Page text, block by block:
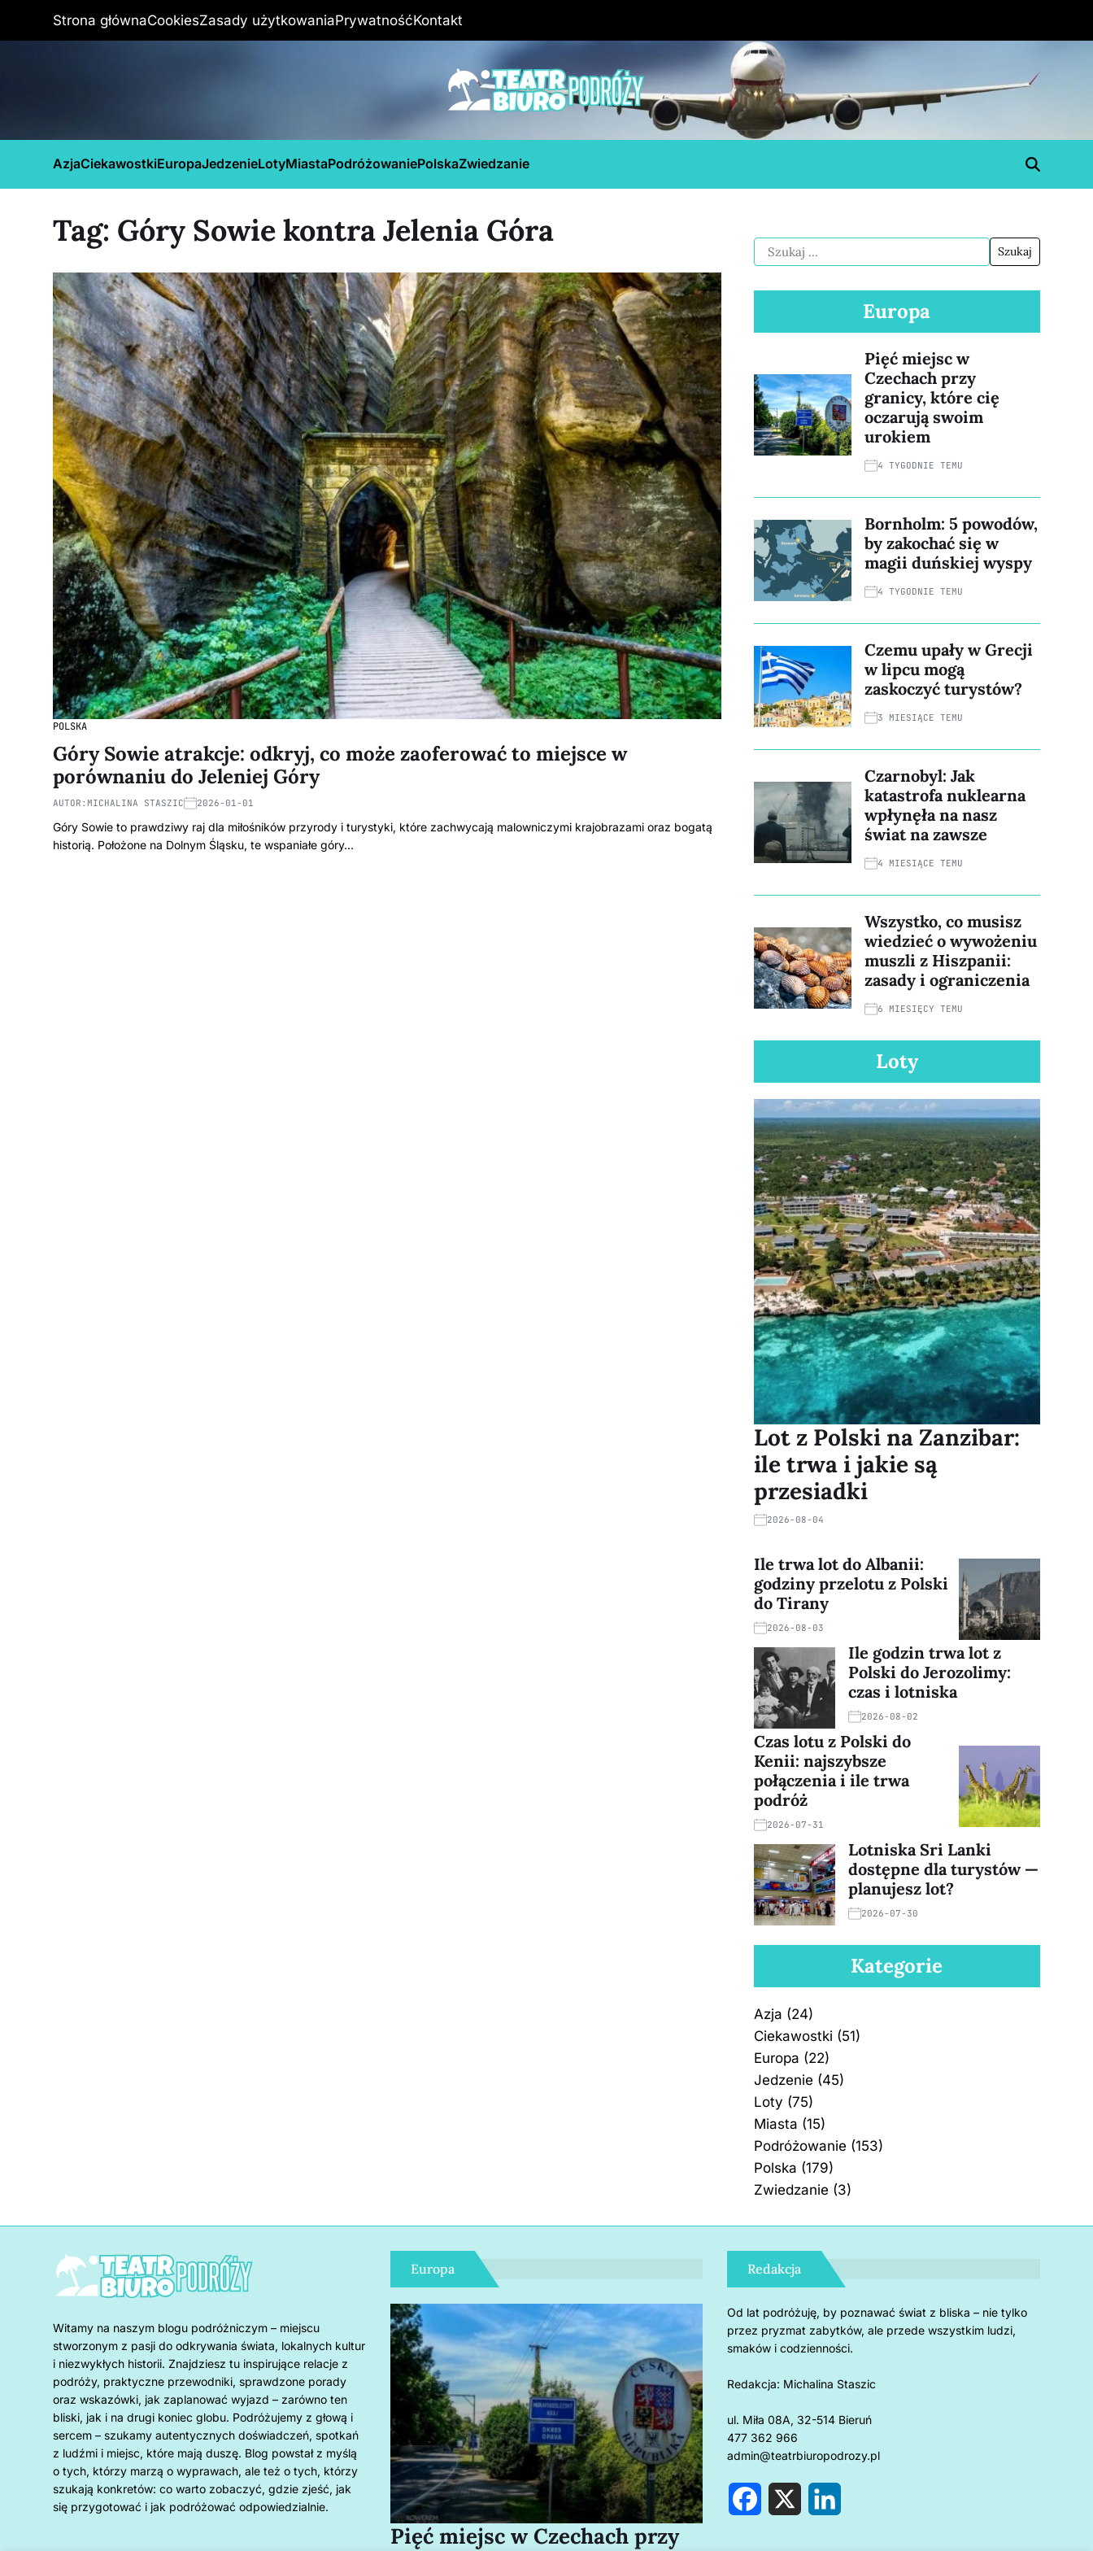
Strona głównaCookiesZasady użytkowaniaPrywatnośćKontakt
AzjaCiekawostkiEuropaJedzenieLotyMiastaPodróżowaniePolskaZwiedzanie
Tag: Góry Sowie kontra Jelenia Góra
POLSKA
Góry Sowie atrakcje: odkryj, co może zaoferować to miejsce w
porównaniu do Jeleniej Góry
AUTOR: MICHALINA STASZIC 2026-01-01
Góry Sowie to prawdziwy raj dla miłośników przyrody i turystyki, które zachwycają malowniczymi krajobrazami oraz bogatą
historią. Położone na Dolnym Śląsku, te wspaniałe góry…
Europa
Pięć miejsc w
Czechach przy
granicy, które cię
oczarują swoim
urokiem
4 TYGODNIE TEMU
Bornholm: 5 powodów,
by zakochać się w
magii duńskiej wyspy
4 TYGODNIE TEMU
Czemu upały w Grecji
w lipcu mogą
zaskoczyć turystów?
3 MIESIĄCE TEMU
Czarnobyl: Jak
katastrofa nuklearna
wpłynęła na nasz
świat na zawsze
4 MIESIĄCE TEMU
Wszystko, co musisz
wiedzieć o wywożeniu
muszli z Hiszpanii:
zasady i ograniczenia
6 MIESIĘCY TEMU
Loty
Lot z Polski na Zanzibar:
ile trwa i jakie są
przesiadki
2026-08-04
Ile trwa lot do Albanii:
godziny przelotu z Polski
do Tirany
2026-08-03
Ile godzin trwa lot z
Polski do Jerozolimy:
czas i lotniska
2026-08-02
Czas lotu z Polski do
Kenii: najszybsze
połączenia i ile trwa
podróż
2026-07-31
Lotniska Sri Lanki
dostępne dla turystów —
planujesz lot?
2026-07-30
Kategorie
Azja (24)
Ciekawostki (51)
Europa (22)
Jedzenie (45)
Loty (75)
Miasta (15)
Podróżowanie (153)
Polska (179)
Zwiedzanie (3)
Witamy na naszym blogu podróżniczym – miejscu
stworzonym z pasji do odkrywania świata, lokalnych kultur
i niezwykłych historii. Znajdziesz tu inspirujące relacje z
podróży, praktyczne przewodniki, sprawdzone porady
oraz wskazówki, jak zaplanować wyjazd – zarówno ten
bliski, jak i na drugi koniec globu. Podróżujemy z głową i
sercem – szukamy autentycznych doświadczeń, spotkań
z ludźmi i miejsc, które mają duszę. Blog powstał z myślą
o tych, którzy marzą o wyprawach, ale też o tych, którzy
szukają konkretów: co warto zobaczyć, gdzie zjeść, jak
się przygotować i jak podróżować odpowiedzialnie.
Europa
Pięć miejsc w Czechach przy
Redakcja
Od lat podróżuję, by poznawać świat z bliska – nie tylko
przez pryzmat zabytków, ale przede wszystkim ludzi,
smaków i codzienności.
Redakcja: Michalina Staszic
ul. Miła 08A, 32-514 Bieruń
477 362 966
admin@teatrbiuropodrozy.pl
X